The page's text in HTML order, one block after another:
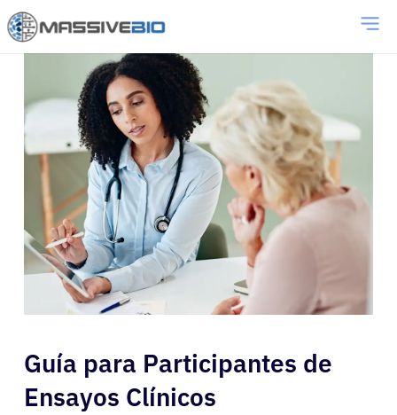
Guía para Participantes de
Ensayos Clínicos